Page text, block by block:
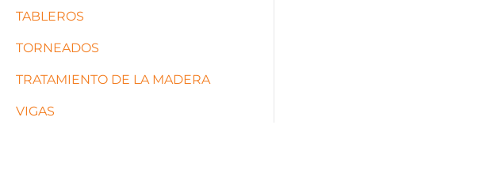
TABLEROS
TORNEADOS
TRATAMIENTO DE LA MADERA
VIGAS